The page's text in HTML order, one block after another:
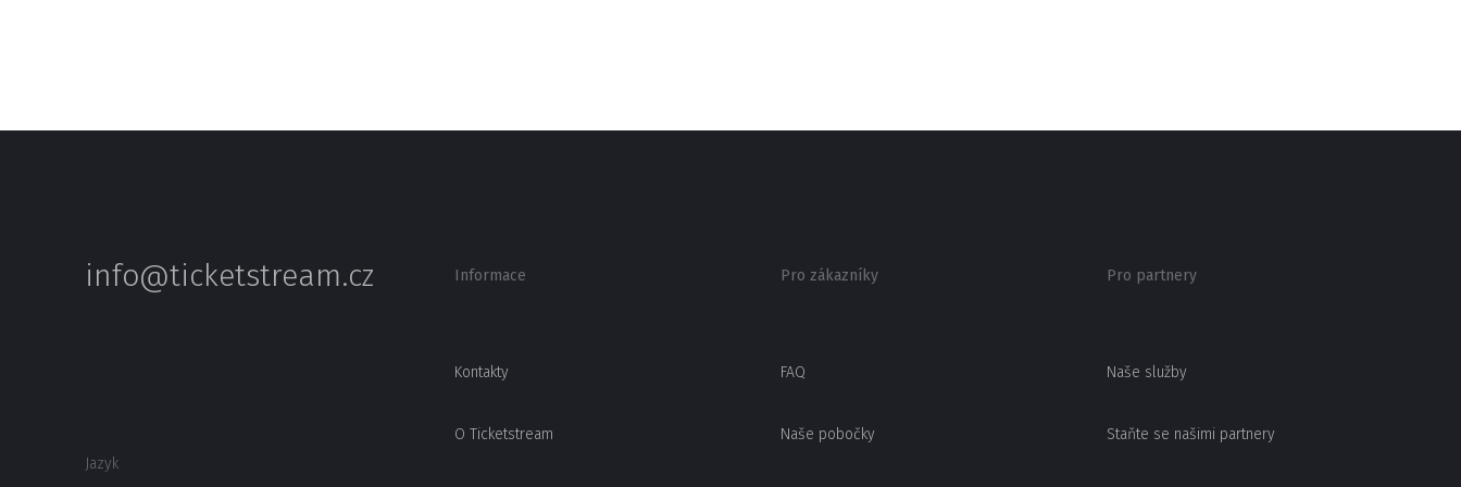
info@ticketstream.cz
Jazyk
Informace
Kontakty
O Ticketstream
Pro zákazníky
FAQ
Naše pobočky
Pro partnery
Naše služby
Staňte se našimi partnery